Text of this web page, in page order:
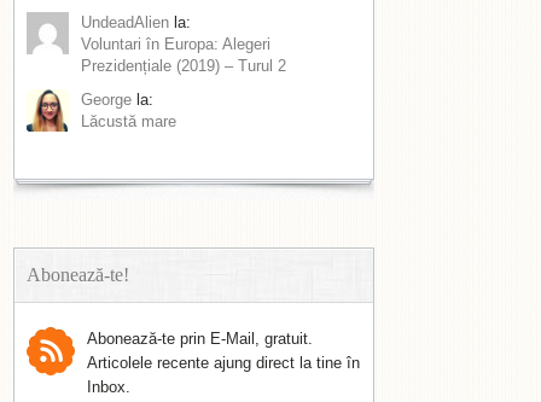
UndeadAlien la:
Voluntari în Europa: Alegeri
Prezidențiale (2019) – Turul 2
George la:
Lăcustă mare
Abonează-te!
Abonează-te prin E-Mail, gratuit.
Articolele recente ajung direct la tine în
Inbox.